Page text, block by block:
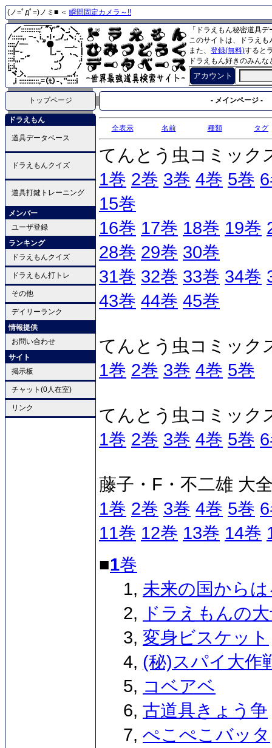
(ノ=ﾟдﾟ=)ノミ■ ＜ 瞬間固定カメラ～!!
「ドラえもん秘密道具
このサイトは、ドラえ
また、 登録(無料)すると
ドラえもん好きのみん
アカウント
トップページ - メインページ -
ドラえもん
道具データベース
ドラえもんクイズ
道具打鍵トレーニング
メンバー
ユーザ登録
ランキング
ドラえもんクイズ
ドラえもん打トレ
その他
デイリーランク
情報提供
お問い合わせ
サイト
掲示板
チャット(0人在室)
リンク
全表示 名前 種類 タグ
てんとう虫コミック
1巻 2巻 3巻 4巻 5巻
15巻
16巻 17巻 18巻 19巻
28巻 29巻 30巻
31巻 32巻 33巻 34巻
43巻 44巻 45巻
てんとう虫コミック
1巻 2巻 3巻 4巻 5巻
てんとう虫コミック
1巻 2巻 3巻 4巻 5巻
藤子・F・不二雄 大
1巻 2巻 3巻 4巻 5巻
11巻 12巻 13巻 14巻
■1巻
1, 未来の国から
2,
ドラえもんの
3, 変身ビスケット
4, (秘)スパイ大作
5, コベアベ
6, 古道具きょう争
7, ぺこぺこバッタ